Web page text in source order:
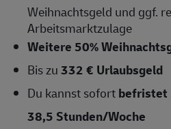
Weihnachtsgeld und ggf.
Arbeitsmarktzulage
Weitere 50%
Bis zu332 € Urlaubsgeld
Du kannst sofortbefristet
38,5Stunden/Woche